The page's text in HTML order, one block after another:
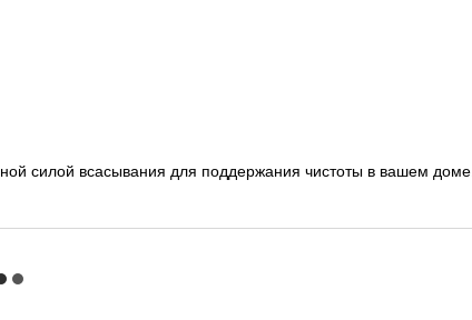
силой всасывания для поддержания чистоты в вашем доме.